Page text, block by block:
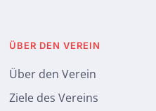
ÜBER DEN VEREIN
Über den Verein
Ziele des Vereins